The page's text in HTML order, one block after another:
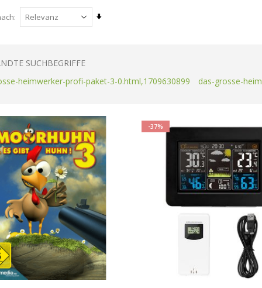
Aufsteigend
SUCHBEGRIFFE
heimwerker-profi-paket-3-0.html,1709630899
das-grosse-
-37%